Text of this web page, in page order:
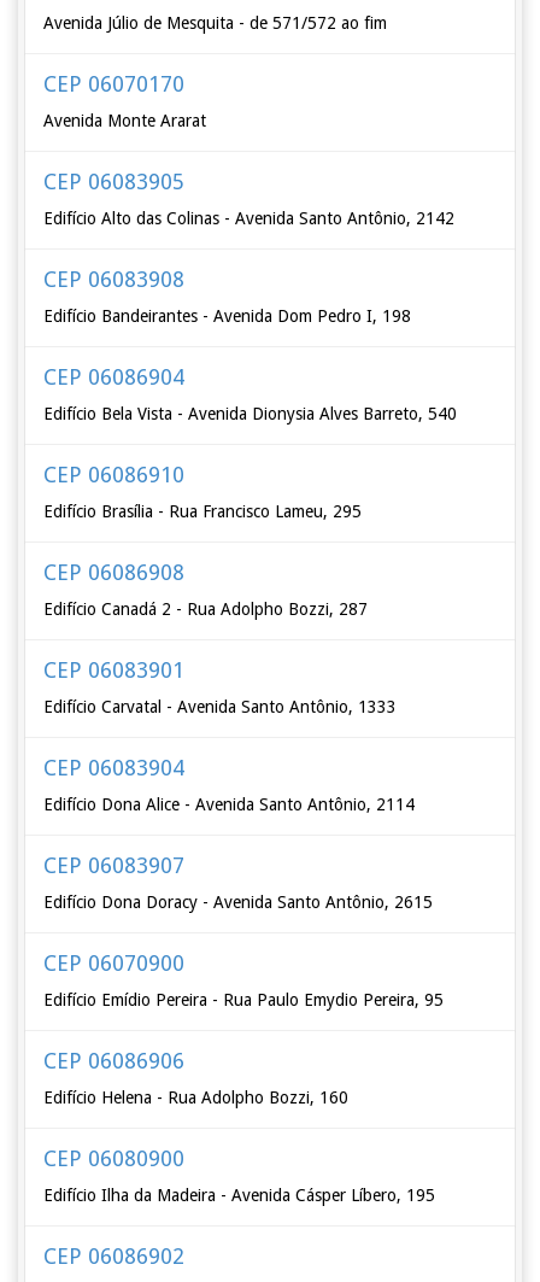
Avenida Júlio de Mesquita - de 571/572 ao fim
CEP 06070170
Avenida Monte Ararat
CEP 06083905
Edifício Alto das Colinas - Avenida Santo Antônio, 2142
CEP 06083908
Edifício Bandeirantes - Avenida Dom Pedro I, 198
CEP 06086904
Edifício Bela Vista - Avenida Dionysia Alves Barreto, 540
CEP 06086910
Edifício Brasília - Rua Francisco Lameu, 295
CEP 06086908
Edifício Canadá 2 - Rua Adolpho Bozzi, 287
CEP 06083901
Edifício Carvatal - Avenida Santo Antônio, 1333
CEP 06083904
Edifício Dona Alice - Avenida Santo Antônio, 2114
CEP 06083907
Edifício Dona Doracy - Avenida Santo Antônio, 2615
CEP 06070900
Edifício Emídio Pereira - Rua Paulo Emydio Pereira, 95
CEP 06086906
Edifício Helena - Rua Adolpho Bozzi, 160
CEP 06080900
Edifício Ilha da Madeira - Avenida Cásper Líbero, 195
CEP 06086902